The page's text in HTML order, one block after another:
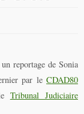
reportage de Sonia
par leCDAD80
Tribunal Judiciaire